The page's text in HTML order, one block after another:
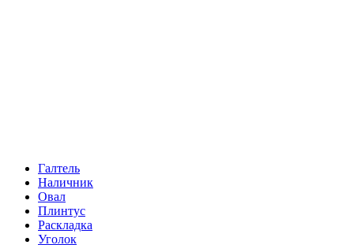
Галтель
Наличник
Овал
Плинтус
Раскладка
Уголок